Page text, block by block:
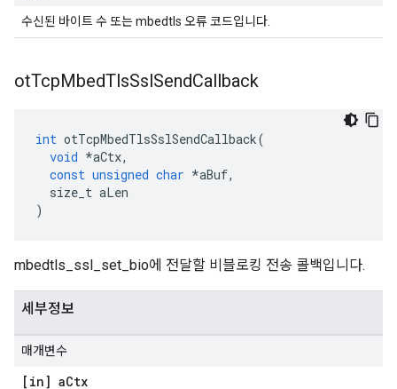
수신된 바이트 수 또는 mbedtls 오류 코드입니다.
otTcpMbedTlsSslSendCallback
int otTcpMbedTlsSslSendCallback(
void *aCtx,
const unsigned char *aBuf,
size_t aLen
)
mbedtls_ssl_set_bio에 전달할 비블로킹 전송 콜백입니다.
세부정보
매개변수
[in] aCtx